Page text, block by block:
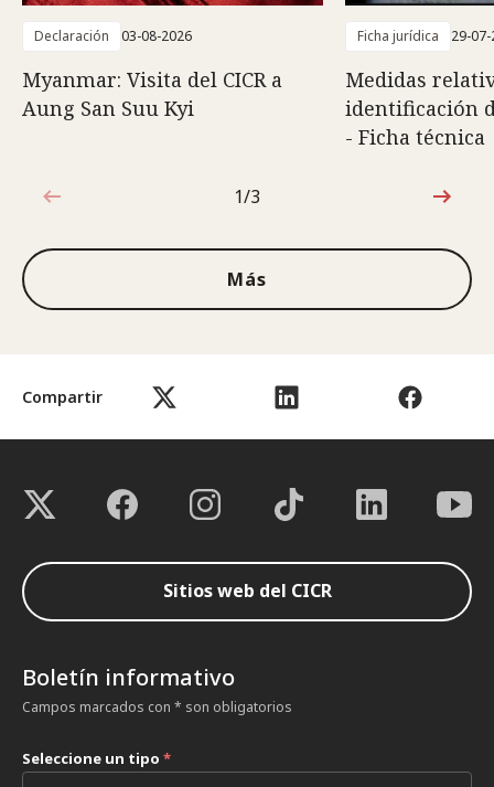
Compartir
Declaración 03-08-2026
Myanmar: Visita del CICR a
Aung San Suu Kyi
Ficha jurídica 29-
Medidas
identificación
- Ficha técnica
1de3
1/3
Más
Sitios web del CICR
Boletín informativo
Campos marcados con * son obligatorios
Seleccione un tipo *